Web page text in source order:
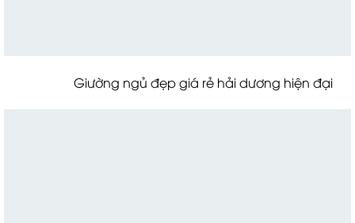
Giường ngủ đẹp giá rẻ hải dương hiện đại